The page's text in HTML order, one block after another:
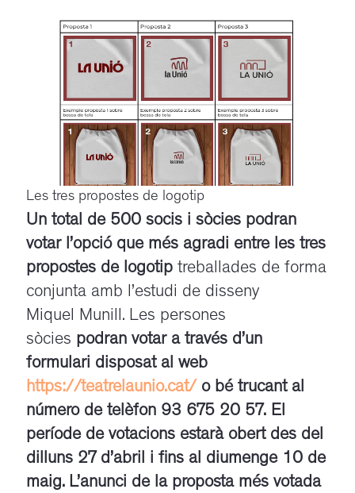
Les tres propostes de logotip
Un total de 500 socis i sòcies podran
votar l’opció que més agradi entre les tres
propostes de logotip treballades de forma
conjunta amb l’estudi de disseny
Miquel Munill. Les persones
sòcies podran votar a través d’un
formulari disposat al web
https://teatrelaunio.cat/ o bé trucant al
número de telèfon 93 675 20 57. El
període de votacions estarà obert des del
dilluns 27 d’abril i fins al diumenge 10 de
maig. L’anunci de la proposta més votada